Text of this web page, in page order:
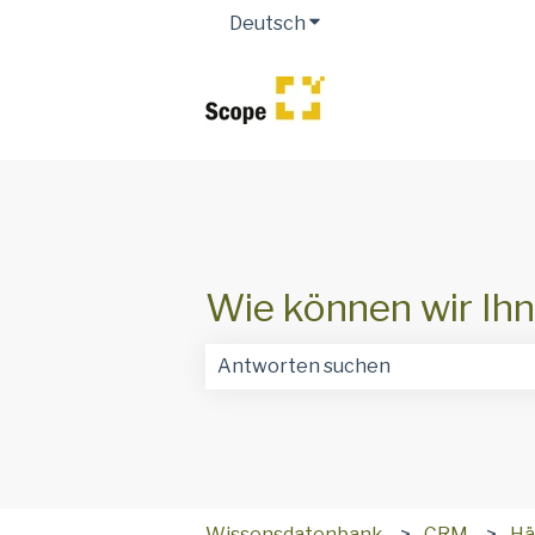
Deutsch Untermenü für
Wie können wir